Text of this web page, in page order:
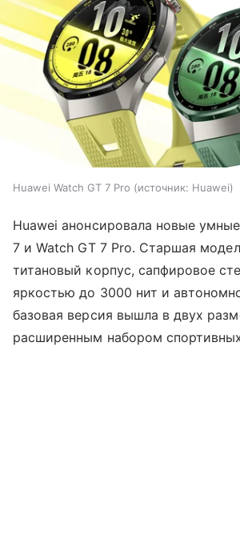
Huawei Watch GT 7 Pro источник: Huawei
Huawei анонсировала новые
7 и Watch GT 7 Pro. Старшая
титановый корпус, сапфировое
яркостью до 3000 нит и
базовая версия вышла в двух
расширенным набором